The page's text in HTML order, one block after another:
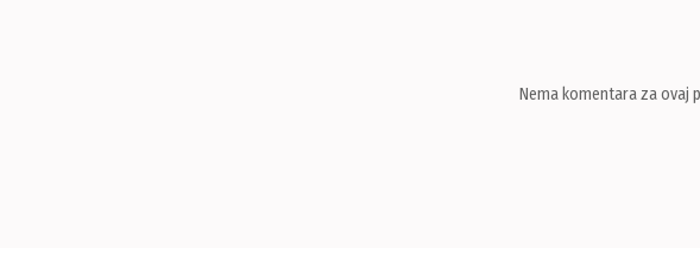
Nema komentara za ovaj